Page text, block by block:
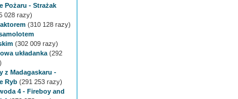
Pożaru - Strażak
028 razy)
(310 128 razy)
(302 009 razy)
układanka (292
z Madagaskaru -
Ryb (291 253 razy)
4 - Fireboy and